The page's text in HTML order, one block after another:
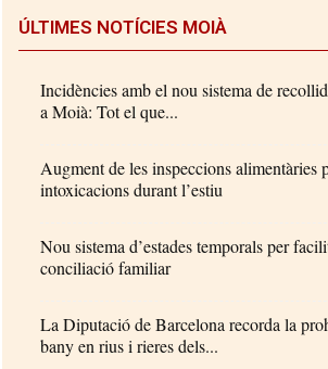
ÚLTIMES NOTÍCIES MOIÀ
Incidències amb el nou sistema de
a Moià: Tot el que...
Augment de les inspeccions alimentàries
intoxicacions durant l’estiu
Nou sistema d’estades temporals per
conciliació familiar
La Diputació de Barcelona recorda la
bany en rius i rieres dels...